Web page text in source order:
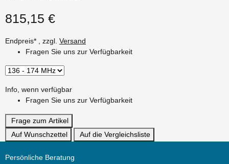
815,15 €
Endpreis* , zzgl. Versand
Fragen Sie uns zur Verfügbarkeit
Info, wenn verfügbar
Fragen Sie uns zur Verfügbarkeit
Frage zum Artikel
Auf Wunschzettel
Auf die Vergleichsliste
Persönliche Beratung